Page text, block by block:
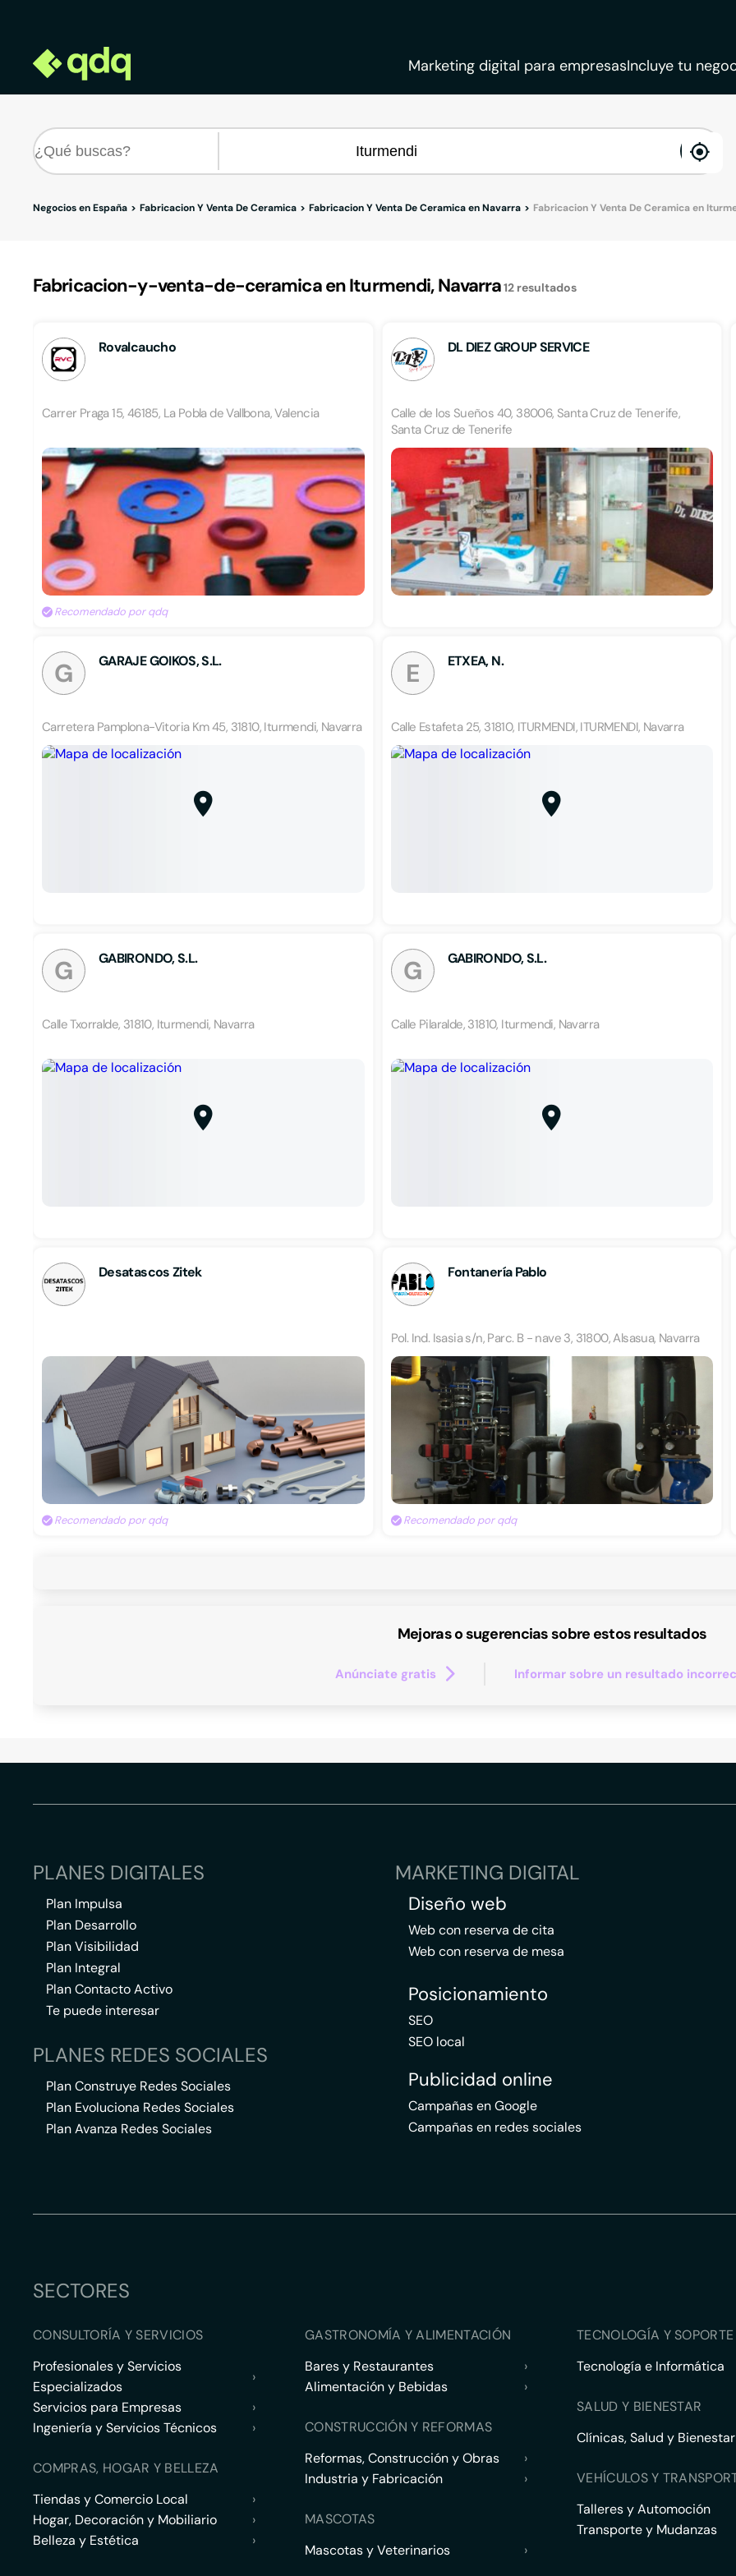
Marketing digital para empresasIncluye tu
Negocios en España Fabricacion Y Venta De Ceramica Fabricacion Y Venta De Ceramica en Navarra Fabricacion Y Venta De Ceramica en
Fabricacion-y-venta-de-ceramica en Iturmendi, Navarra12 resultados
Rovalcaucho
Carrer Praga 15, 46185, La Pobla de Vallbona, Valencia
Recomendado por qdq
DL DIEZ GROUP SERVICE
Calle de los Sueños 40, 38006, Santa Cruz de Tenerife,
Santa Cruz de Tenerife
G GARAJE GOIKOS, S.L.
Carretera Pamplona-Vitoria Km 45, 31810, Iturmendi, Navarra
E ETXEA, N.
Calle Estafeta 25, 31810, ITURMENDI, ITURMENDI, Navarra
G GABIRONDO, S.L.
Calle Txorralde, 31810, Iturmendi, Navarra
G GABIRONDO, S.L.
Calle Pilaralde, 31810, Iturmendi, Navarra
Desatascos Zitek
Recomendado por qdq
Fontanería Pablo
Pol. Ind. Isasia s/n, Parc. B - nave 3, 31800, Alsasua, Navarra
Recomendado por qdq
Mejoras o sugerencias sobre estos resultados
Anúnciate gratis Informar sobre un resultado
PLANES DIGITALES
Plan Impulsa
Plan Desarrollo
Plan Visibilidad
Plan Integral
Plan Contacto Activo
Te puede interesar
PLANES REDES SOCIALES
Plan Construye Redes Sociales
Plan Evoluciona Redes Sociales
Plan Avanza Redes Sociales
MARKETING DIGITAL
Diseño web
Web con reserva de cita
Web con reserva de mesa
Posicionamiento
SEO
SEO local
Publicidad online
Campañas en Google
Campañas en redes sociales
SECTORES
CONSULTORÍA Y SERVICIOS
Profesionales y Servicios
Especializados
›
Servicios para Empresas
›
Ingeniería y Servicios Técnicos
›
COMPRAS, HOGAR Y BELLEZA
Tiendas y Comercio Local
›
Hogar, Decoración y Mobiliario
›
Belleza y Estética
›
GASTRONOMÍA Y ALIMENTACIÓN
Bares y Restaurantes
›
Alimentación y Bebidas
›
CONSTRUCCIÓN Y REFORMAS
Reformas, Construcción y Obras
›
Industria y Fabricación
›
MASCOTAS
Mascotas y Veterinarios
›
TECNOLOGÍA Y
Tecnología e Informática
SALUD Y BIENESTAR
Clínicas, Salud y Bienestar
VEHÍCULOS Y
Talleres y Automoción
Transporte y Mudanzas